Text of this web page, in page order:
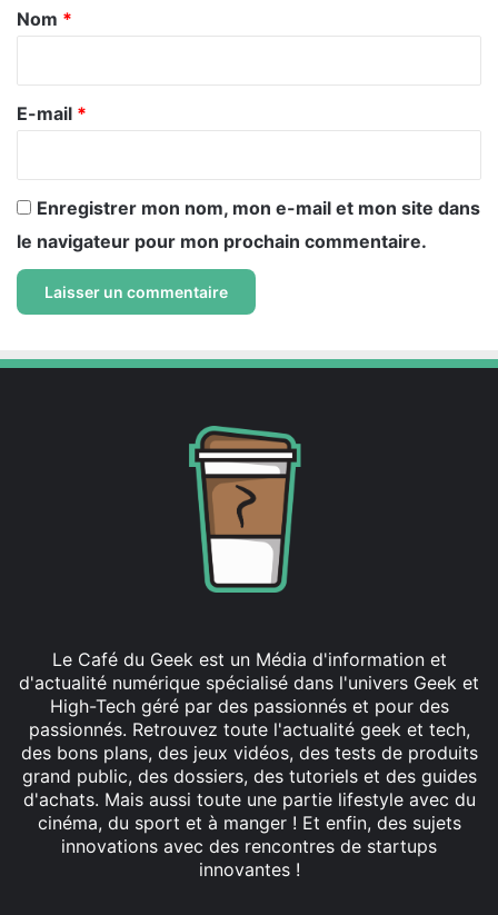
a
r
e
Nom *
E-mail *
Enregistrer mon nom, mon e-mail et mon site dans
le navigateur pour mon prochain commentaire.
Le Café du Geek est un Média d'information et
d'actualité numérique spécialisé dans l'univers Geek et
High-Tech géré par des passionnés et pour des
passionnés. Retrouvez toute l'actualité geek et tech,
des bons plans, des jeux vidéos, des tests de produits
grand public, des dossiers, des tutoriels et des guides
d'achats. Mais aussi toute une partie lifestyle avec du
cinéma, du sport et à manger ! Et enfin, des sujets
innovations avec des rencontres de startups
innovantes !